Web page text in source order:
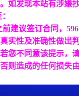
如发现本站有涉嫌
前建议签订合同，596
实性及准确性做出
您不同意该提示，
则造成的任何损失